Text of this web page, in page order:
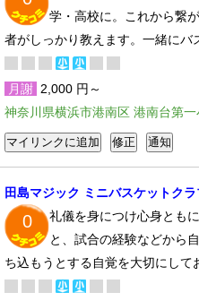
学・高校に。これから繋
者がしっかり教えます。一緒にバ
月謝 2,000 円～
神奈川県横浜市港南区 港南台第
田島マジック ミニバスケットクラ
0
礼儀を身につけ心身とも
と、試合の経験などから
ち込もうとする自覚を大切にして